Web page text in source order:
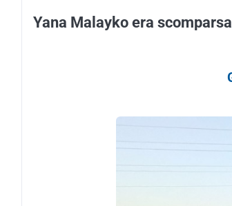
Yana Malayko era